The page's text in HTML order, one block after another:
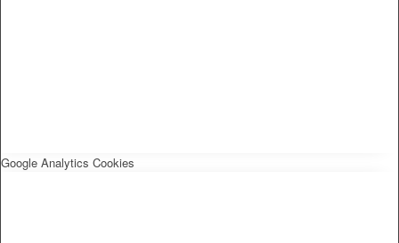
Google Analytics Cookies